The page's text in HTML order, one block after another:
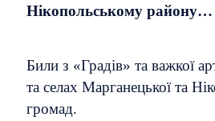
Нікопольському району…
Били з «Градів» та важкої
та селах Марганецької та
громад.